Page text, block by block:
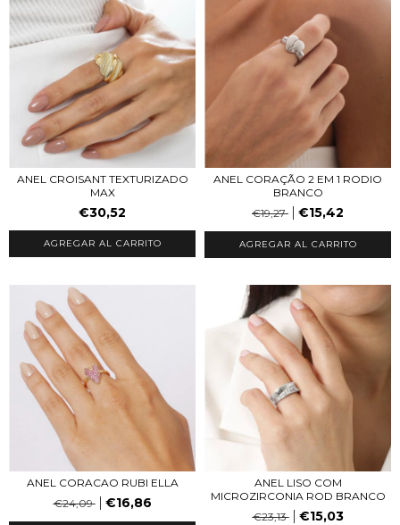
ANEL CROISANT TEXTURIZADO
MAX
€30,52
AGREGAR AL CARRITO
ANEL CORAÇÃO 2 EM 1 RODIO
BRANCO
€19,27
€15,42
AGREGAR AL CARRITO
ANEL CORACAO RUBI ELLA
€24,09
€16,86
ANEL LISO COM
MICROZIRCONIA ROD BRANCO
€23,13
€15,03